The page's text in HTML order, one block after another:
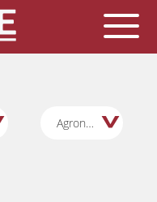
Agronegocios